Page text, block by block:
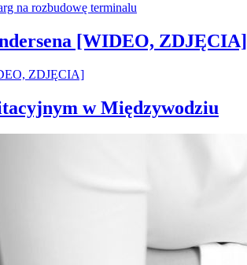
[WIDEO, ZDJĘCIA]
w Międzywodziu